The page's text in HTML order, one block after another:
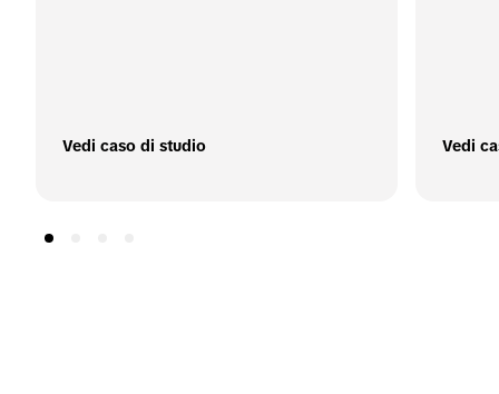
Vedi caso di studio Vedi